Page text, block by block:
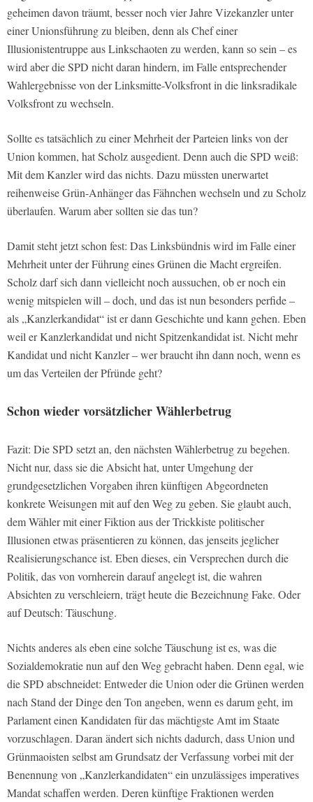
geheimen davon träumt, besser noch vier Jahre Vizekanzler unter
einer Unionsführung zu bleiben, denn als Chef einer
Illusionistentruppe aus Linkschaoten zu werden, kann so sein – es
wird aber die SPD nicht daran hindern, im Falle entsprechender
Wahlergebnisse von der Linksmitte-Volksfront in die linksradikale
Volksfront zu wechseln.
Sollte es tatsächlich zu einer Mehrheit der Parteien links von der
Union kommen, hat Scholz ausgedient. Denn auch die SPD weiß:
Mit dem Kanzler wird das nichts. Dazu müssten unerwartet
reihenweise Grün-Anhänger das Fähnchen wechseln und zu Scholz
überlaufen. Warum aber sollten sie das tun?
Damit steht jetzt schon fest: Das Linksbündnis wird im Falle einer
Mehrheit unter der Führung eines Grünen die Macht ergreifen.
Scholz darf sich dann vielleicht noch aussuchen, ob er noch ein
wenig mitspielen will – doch, und das ist nun besonders perfide –
als „Kanzlerkandidat“ ist er dann Geschichte und kann gehen. Eben
weil er Kanzlerkandidat und nicht Spitzenkandidat ist. Nicht mehr
Kandidat und nicht Kanzler – wer braucht ihn dann noch, wenn es
um das Verteilen der Pfründe geht?
Schon wieder vorsätzlicher Wählerbetrug
Fazit: Die SPD setzt an, den nächsten Wählerbetrug zu begehen.
Nicht nur, dass sie die Absicht hat, unter Umgehung der
grundgesetzlichen Vorgaben ihren künftigen Abgeordneten
konkrete Weisungen mit auf den Weg zu geben. Sie glaubt auch,
dem Wähler mit einer Fiktion aus der Trickkiste politischer
Illusionen etwas präsentieren zu können, das jenseits jeglicher
Realisierungschance ist. Eben dieses, ein Versprechen durch die
Politik, das von vornherein darauf angelegt ist, die wahren
Absichten zu verschleiern, trägt heute die Bezeichnung Fake. Oder
auf Deutsch: Täuschung.
Nichts anderes als eben eine solche Täuschung ist es, was die
Sozialdemokratie nun auf den Weg gebracht haben. Denn egal, wie
die SPD abschneidet: Entweder die Union oder die Grünen werden
nach Stand der Dinge den Ton angeben, wenn es darum geht, im
Parlament einen Kandidaten für das mächtigste Amt im Staate
vorzuschlagen. Daran ändert sich nichts dadurch, dass Union und
Grünmaoisten selbst am Grundsatz der Verfassung vorbei mit der
Benennung von „Kanzlerkandidaten“ ein unzulässiges imperatives
Mandat schaffen werden. Deren künftige Fraktionen werden